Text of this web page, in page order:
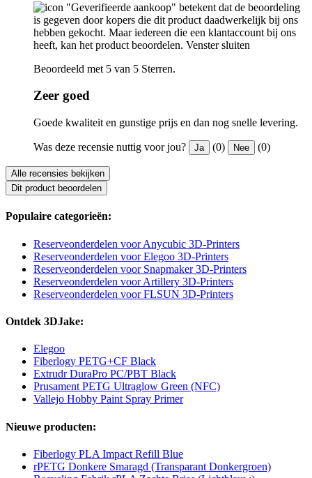
"Geverifieerde aankoop" betekent dat de beoordeling
is gegeven door kopers die dit product daadwerkelijk bij ons
hebben gekocht. Maar iedereen die een klantaccount bij ons
heeft, kan het product beoordelen. Venster sluiten
Beoordeeld met 5 van 5 Sterren.
Zeer goed
Goede kwaliteit en gunstige prijs en dan nog snelle levering.
Was deze recensie nuttig voor jou? Ja (0) Nee (0)
Alle recensies bekijken
Dit product beoordelen
Populaire categorieën:
Reserveonderdelen voor Anycubic 3D-Printers
Reserveonderdelen voor Elegoo 3D-Printers
Reserveonderdelen voor Snapmaker 3D-Printers
Reserveonderdelen voor Artillery 3D-Printers
Reserveonderdelen voor FLSUN 3D-Printers
Ontdek 3DJake:
Elegoo
Fiberlogy PETG+CF Black
Extrudr DuraPro PC/PBT Black
Prusament PETG Ultraglow Green (NFC)
Vallejo Hobby Paint Spray Primer
Nieuwe producten:
Fiberlogy PLA Impact Refill Blue
rPETG Donkere Smaragd (Transparant Donkergroen)